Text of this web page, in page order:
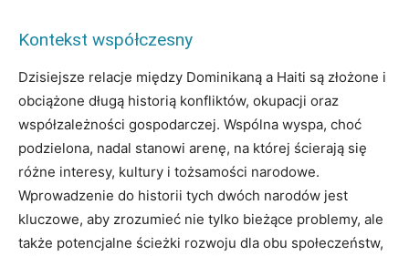
Kontekst współczesny
Dzisiejsze relacje między Dominikaną a Haiti są złożone i
obciążone długą historią konfliktów, okupacji oraz
współzależności gospodarczej. Wspólna wyspa, choć
podzielona, nadal stanowi arenę, na której ścierają się
różne interesy, kultury i tożsamości narodowe.
Wprowadzenie do historii tych dwóch narodów jest
kluczowe, aby zrozumieć nie tylko bieżące problemy, ale
także potencjalne ścieżki rozwoju dla obu społeczeństw,